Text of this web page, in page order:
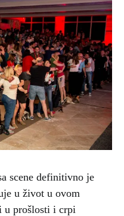
scene definitivno je
u život u ovom
u prošlosti i crpi